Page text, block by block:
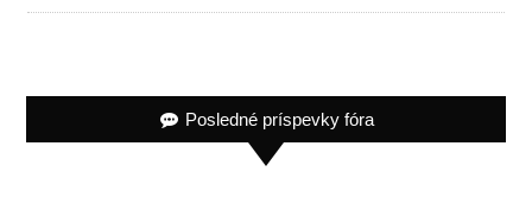
Posledné príspevky fóra